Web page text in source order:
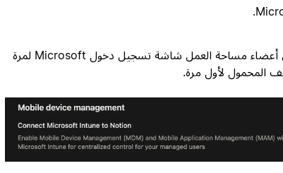
.
بمجرد تفعيل هذا الإعداد، قد يرى أعضاء مساحة العمل شاشة تسجيل دخول Microsoft لمرة